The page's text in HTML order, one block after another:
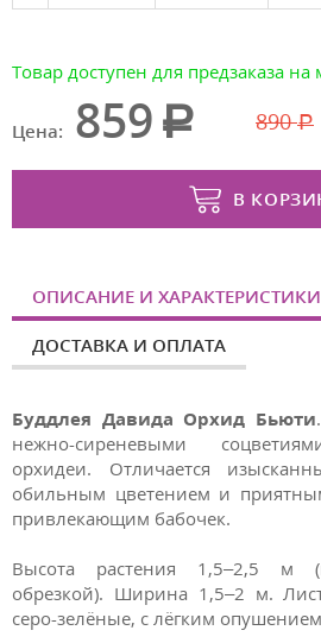
Товар доступен для предзаказа на
Цена: 859 890
В
ОПИСАНИЕ И ХАРАКТЕРИСТИКИ
ДОСТАВКА И ОПЛАТА
Буддлея Давида Орхид Бьюти
нежно-сиреневыми
орхидеи. Отличается
обильным цветением и
привлекающим бабочек.
Высота растения 1,5–2,5 м
обрезкой). Ширина 1,5–2 м.
серо-зелёные, с лёгким